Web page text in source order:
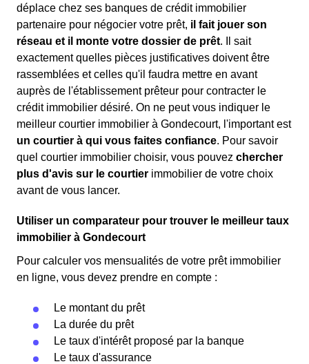
déplace chez ses banques de crédit immobilier
partenaire pour négocier votre prêt, il fait jouer son
réseau et il monte votre dossier de prêt. Il sait
exactement quelles pièces justificatives doivent être
rassemblées et celles qu'il faudra mettre en avant
auprès de l'établissement prêteur pour contracter le
crédit immobilier désiré. On ne peut vous indiquer le
meilleur courtier immobilier à Gondecourt, l'important est
un courtier à qui vous faites confiance. Pour savoir
quel courtier immobilier choisir, vous pouvez chercher
plus d'avis sur le courtier immobilier de votre choix
avant de vous lancer.
Utiliser un comparateur pour trouver le meilleur taux
immobilier à Gondecourt
Pour calculer vos mensualités de votre prêt immobilier
en ligne, vous devez prendre en compte :
Le montant du prêt
La durée du prêt
Le taux d'intérêt proposé par la banque
Le taux d'assurance